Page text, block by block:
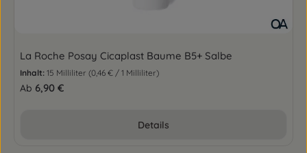
La Roche Posay Cicaplast Baume B5+ Salbe
Inhalt: 15 Milliliter (0,46 € / 1 Milliliter)
Regulärer Preis:
Ab 6,90 €
Details